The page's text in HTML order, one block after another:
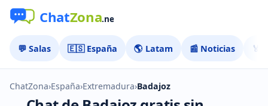
💬 Salas 🇪🇸 España 🌎 Latam 📰 Noticias 🏅
ChatZona›España›Extremadura›Badajoz